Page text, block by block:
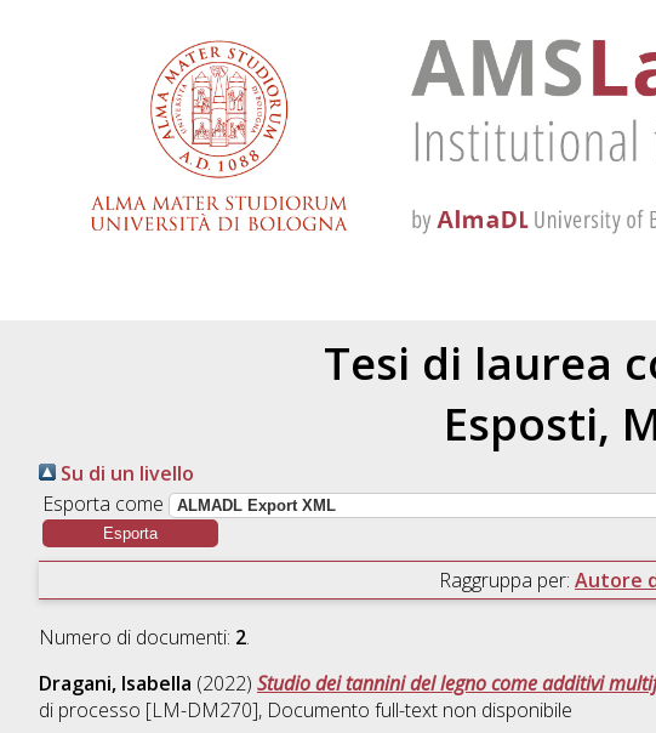
Tesi di laurea
Esposti,
Su di un livello
Esporta come
Raggruppa per: Autore
Numero di documenti: 2.
Dragani, Isabella (2022) Studio dei tannini del legno come additivi
di processo [LM-DM270], Documento full-text non disponibile